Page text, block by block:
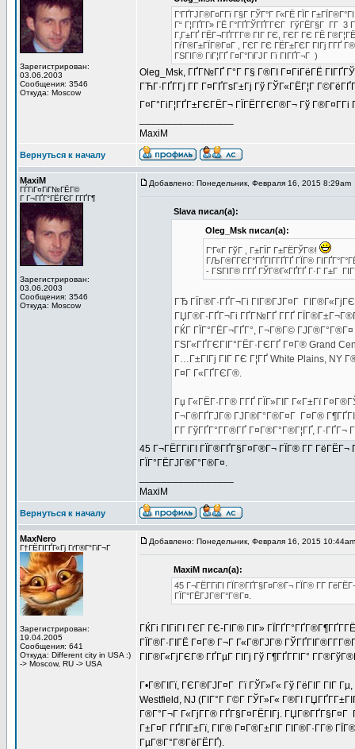
Зарегистрирован:
03.06.2003
Сообщения: 3546
Откуда: Moscow
Г‘ГҐГЈГ®Г¤Г­Гї Г§Г ГЎГ°Г Г«ГЁ ГЇГ
Г“ Г¦ГҐГ­Г» ГЁ Г°ГҐГЎГҐГ­ГЄГ ГўГЁГ§Г Г­Г 3
Г‚Г±ГҐ ГЁГ¬ГҐГ­Г­Г® ГІГ ГЄ, ГЄГ ГЄ ГЁ
ГѓГ®Г±ГЇГ®Г¤Г , ГЄГ ГЄ ГЁГ±ГЄГ ГІГј Г­ГҐ
ГЅГІГ® ГіГ¦ГҐ Г¤Г°ГіГЈГ Гї ГІГҐГ¬Г )
Oleg_Msk, ГҐГ№ГҐ Г°Г Г§ Г®ГІ Г¤ГіГёГЁ
ГЋГ·ГҐГ­Гј Г­Г Г¤ГҐГѕГ±Гј Гў ГЎГ«ГЁГ¦Г
Г¤Г°ГіГ¦ГҐГ±ГЄГЁГ¬ ГЇГЁГ­ГЄГ®Г¬ Гў Г®Г¤Г­Гі
MaxiM
Вернуться к началу
MaxiM
ГЃГіГ¤ГіГ№ГЁГ©
Г Г¬ГҐГ°ГЁГЄГ Г­ГҐГ¶
Зарегистрирован:
03.06.2003
Сообщения: 3546
Откуда: Moscow
Добавлено: Понедельник, Февраля 16, 2015 8:29am
Slava писал(а):
Oleg_Msk писал(а):
Г‘Г«Г ГўГ , Г±ГЇГ Г±ГЁГЎГ®!
ГЉГ®Г­ГЄГ°ГҐГІГ­ГҐГҐ ГЇГ®
- ГЅГІГ® Г­ГҐ ГЎГ®Г«ГҐГҐ Г·Г Г±Г
ГЂ ГЇГ®Г·ГҐГ¬Гі ГІГ®ГЈГ¤Г
ГЏГ®Г·ГҐГ¬Гі ГҐГ№ГҐ Г­ГҐ
ГЌГ ГЇГ°ГЁГ¬ГҐГ°, Г¬Г®Г©
ГЅГ«ГҐГЄГІГ°ГЁГ·ГЄГҐ Г¤Г® Grand
Г…Г±ГІГј ГІГ ГЄ Г¦ГҐ White Plains, NY
Г¤Г Г«ГҐГЄГ®.
Гџ Г«ГЁГ·Г­Г® Г­ГҐ ГЇГ»ГІГ Г«Г±Гї
Г¬Г®ГҐГЈГ® ГЈГ®Г°Г®Г¤Г Г¤Г®
Г­Г ГўГҐГ°Г­Г®ГҐ Г¤Г®Г°Г®Г¦ГҐ,
45 Г¬ГЁГ­ГіГІ ГЇГ®ГҐГ§Г¤Г®Г¬ ГЇГ® Г­Г
ГЇГ°ГЁГЈГ®Г°Г®Г¤.
MaxiM
Вернуться к началу
MaxNero
Г†ГЁГІГҐГ«Гј ГґГ®Г°ГіГ¬Г
Зарегистрирован:
19.04.2005
Сообщения: 641
Откуда: Different city in USA :)
-> Moscow, RU -> USA
Добавлено: Понедельник, Февраля 16, 2015 10:44am
MaxiM писал(а):
45 Г¬ГЁГ­ГіГІ ГЇГ®ГҐГ§Г¤Г®Г¬ ГЇГ® Г­Г
ГЇГ°ГЁГЈГ®Г°Г®Г¤.
ГЌГі ГІГіГІ ГЄГ ГЄ-ГІГ® ГІГ»
ГЇГ®Г·ГІГЁ Г¤Г® Г¬Г Г«Г®ГЈГ®
ГІГ®Г«ГјГЄГ® ГҐГµГ ГІГј Гў Г¶ГҐГ­ГІГ°
Г•Г®ГІГї, ГЄГ®ГЈГ¤Г Гї ГЎГ»Г« Гў ГёГІГ ГІГ
Westfield, NJ (ГІГ°Г Г©Г­ ГЎГ»Г« Г®ГІ
Г®Г°Г¬Г Г«ГјГ­Г® ГҐГ§Г¤ГЁГІГј. ГЏГ®ГҐГ§Г¤Г
Г±Г¤Г ГҐГІГ±Гї, ГІГ® Г¤Г®Г±ГІГ ГІГ®Г·Г­Г®
ГµГ®Г°Г®ГёГЁГҐ).